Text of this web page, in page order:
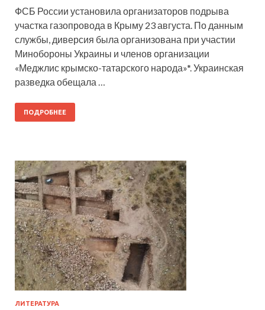
ФСБ России установила организаторов подрыва
участка газопровода в Крыму 23 августа. По данным
службы, диверсия была организована при участии
Минобороны Украины и членов организации
«Меджлис крымско-татарского народа»*. Украинская
разведка обещала …
ПОДРОБНЕЕ
ЛИТЕРАТУРА